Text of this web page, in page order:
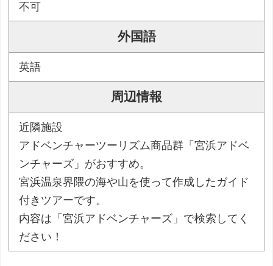
不可
外国語
英語
周辺情報
近隣施設
アドベンチャーツーリズム商品群「宮浜アドベ
ンチャーズ」がおすすめ。
宮浜温泉界隈の海や山を使って作成したガイド
付きツアーです。
内容は「宮浜アドベンチャーズ」で検索してく
ださい！